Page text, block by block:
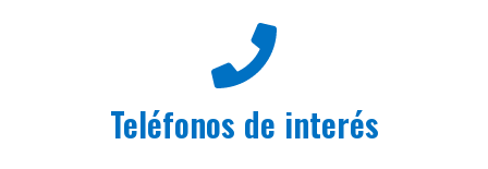
Teléfonos de interés